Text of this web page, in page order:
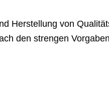
Herstellung von
den strengen